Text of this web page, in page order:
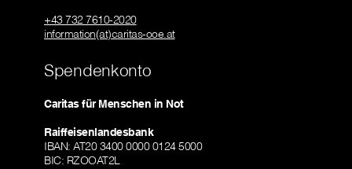
+43 732 7610-2020
information(at)caritas-ooe.at
Spendenkonto
Caritas für Menschen in Not
Raiffeisenlandesbank
IBAN: AT20 3400 0000 0124 5000
BIC: RZOOAT2L